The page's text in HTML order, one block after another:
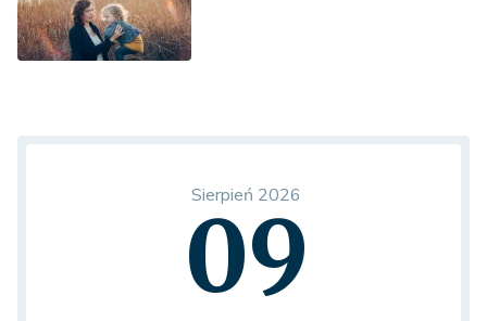
Sierpień 2026
09